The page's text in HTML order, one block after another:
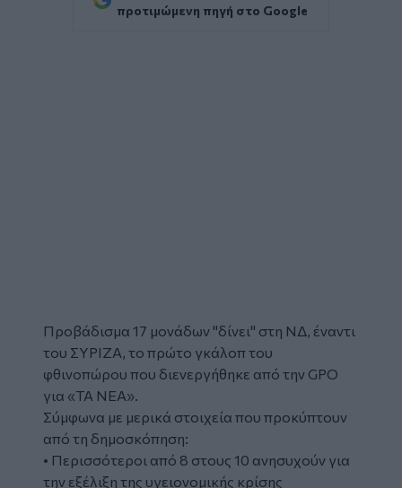
προτιμώμενη πηγή στο Google
Προβάδισμα 17 μονάδων "δίνει" στη ΝΔ, έναντι
του ΣΥΡΙΖΑ, το πρώτο γκάλοπ του
φθινοπώρου που διενεργήθηκε από την GPO
για «ΤΑ ΝΕΑ».
Σύμφωνα με μερικά στοιχεία που προκύπτουν
από τη δημοσκόπηση:
• Περισσότεροι από 8 στους 10 ανησυχούν για
την εξέλιξη της υγειονομικής κρίσης